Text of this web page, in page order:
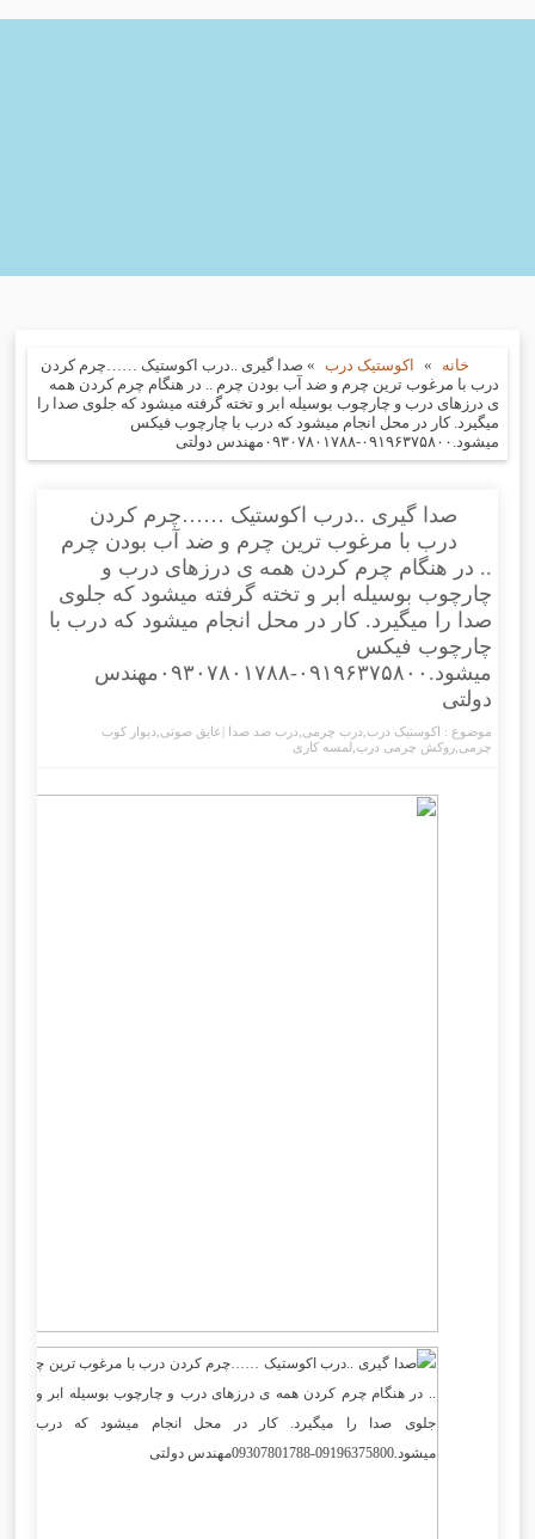
خانه » اکوستیک درب » صدا گیری ..درب اکوستیک ……چرم کردن
درب با مرغوب ترین چرم و ضد آب بودن چرم .. در هنگام چرم کردن همه
ی درزهای درب و چارچوب بوسیله ابر و تخته گرفته میشود که جلوی صدا را
میگیرد. کار در محل انجام میشود که درب با چارچوب فیکس
میشود.۰۹۱۹۶۳۷۵۸۰۰-۰۹۳۰۷۸۰۱۷۸۸مهندس دولتی
صدا گیری ..درب اکوستیک ……چرم کردن
درب با مرغوب ترین چرم و ضد آب بودن چرم
.. در هنگام چرم کردن همه ی درزهای درب و
چارچوب بوسیله ابر و تخته گرفته میشود که جلوی
صدا را میگیرد. کار در محل انجام میشود که درب با
چارچوب فیکس
میشود.۰۹۱۹۶۳۷۵۸۰۰-۰۹۳۰۷۸۰۱۷۸۸مهندس
دولتی
موضوع : اکوستیک درب درب چرمی درب ضد صدا |عایق صوتی دیوار کوب
چرمی ,روکش چرمی درب لمسه کاری